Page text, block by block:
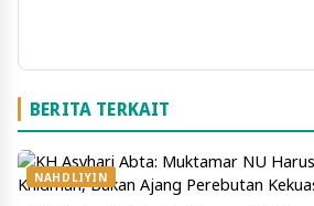
BERITA TERKAIT
NAHDLIYIN